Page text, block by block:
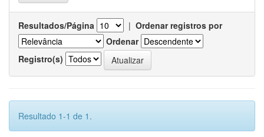
Resultados/Página | Ordenar registros por
Ordenar
Registro(s)
Resultado 1-1 de 1.